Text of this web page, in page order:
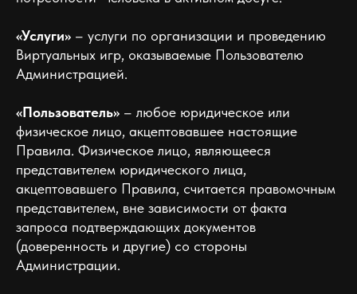
«Услуги» – услуги по организации и проведению
Виртуальных игр, оказываемые Пользователю
Администрацией.
«Пользователь» – любое юридическое или
физическое лицо, акцептовавшее настоящие
Правила. Физическое лицо, являющееся
представителем юридического лица,
акцептовавшего Правила, считается правомочным
представителем, вне зависимости от факта
запроса подтверждающих документов
(доверенность и другие) со стороны
Администрации.